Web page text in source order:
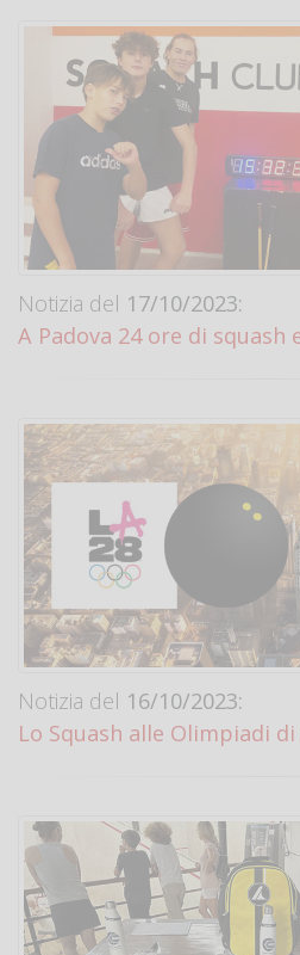
Notizia del 17/10/2023:
A Padova 24 ore di squash
Notizia del 16/10/2023:
Lo Squash alle Olimpiadi di